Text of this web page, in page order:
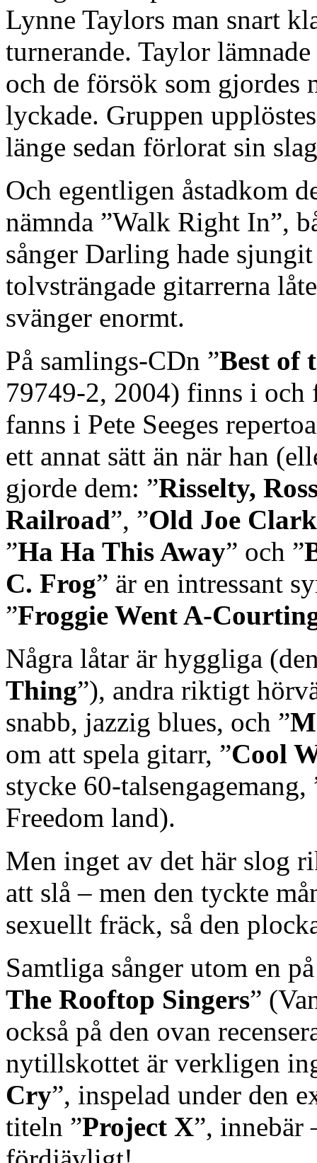
Lynne Taylors man snart
turnerande. Taylor
och de försök som
lyckade. Gruppen
länge sedan förlorat sin
Och egentligen åstadkom
nämnda ”Walk Right In”,
sånger Darling hade
tolvsträngade gitarrerna
svänger enormt.
På samlings-CDn ”Best of
79749-2, 2004) finns i och
fanns i Pete Seeges
ett annat sätt än när han
gjorde dem: ”Risselty,
Railroad”, ”Old Joe Clark
”Ha Ha This Away” och ”
C. Frog” är en intressant
”Froggie Went A-
Några låtar är hyggliga
Thing”), andra riktigt
snabb, jazzig blues, och ”
om att spela gitarr, ”Cool
stycke 60-talsengagemang,
Freedom land).
Men inget av det här slog
att slå – men den tyckte
sexuellt fräck, så den
Samtliga sånger utom en
The Rooftop Singers”
också på den ovan
nytillskottet är verkligen
Cry”, inspelad under den
titeln ”Project X”,